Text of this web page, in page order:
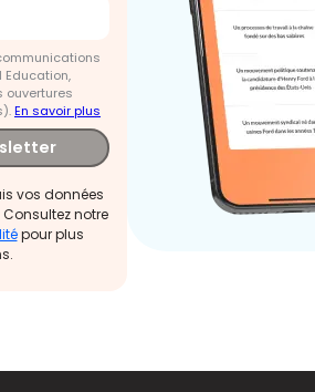
Education,
ouvertures
En savoir plus
vos données
notre
pour plus